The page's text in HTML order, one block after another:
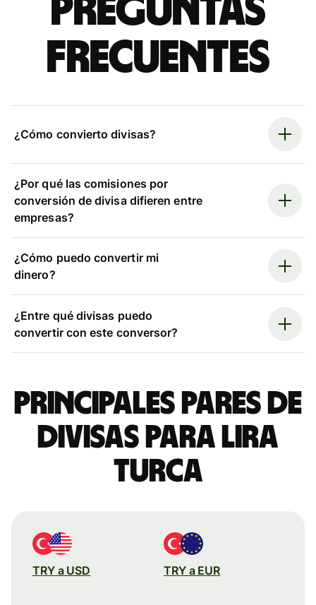
Preguntas
frecuentes
¿Cómo convierto divisas?
¿Por qué las comisiones por
conversión de divisa difieren entre
empresas?
¿Cómo puedo convertir mi
dinero?
¿Entre qué divisas puedo
convertir con este conversor?
Principales pares de
divisas para lira
turca
TRY a USD TRY a EUR